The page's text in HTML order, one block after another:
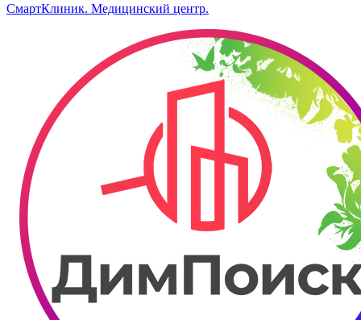
СмартКлиник. ​Медицинский центр.